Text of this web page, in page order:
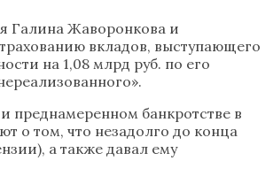
Галина Жаворонкова и
вкладов, выступающего
на 1,08 млрд руб. по его
преднамеренном банкротстве в
о том, что незадолго до конца
а также давал ему